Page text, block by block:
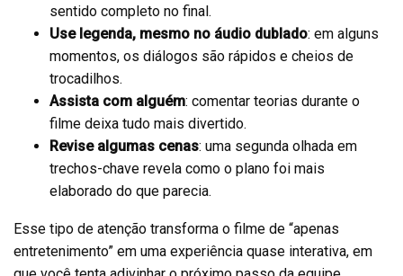
sentido completo no final.
Use legenda, mesmo no áudio dublado: em alguns
momentos, os diálogos são rápidos e cheios de
trocadilhos.
Assista com alguém: comentar teorias durante o
filme deixa tudo mais divertido.
Revise algumas cenas: uma segunda olhada em
trechos-chave revela como o plano foi mais
elaborado do que parecia.
Esse tipo de atenção transforma o filme de “apenas
entretenimento” em uma experiência quase interativa, em